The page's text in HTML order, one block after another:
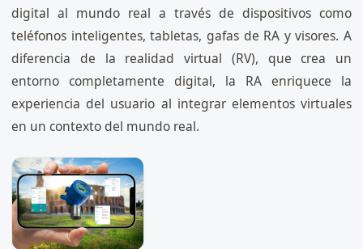
digital al mundo real a través de dispositivos como
teléfonos inteligentes, tabletas, gafas de RA y visores. A
diferencia de la realidad virtual (RV), que crea un
entorno completamente digital, la RA enriquece la
experiencia del usuario al integrar elementos virtuales
en un contexto del mundo real.